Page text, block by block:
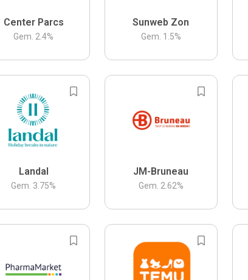
Center Parcs
Gem. 2.4%
Sunweb Zon
Gem. 1.5%
Landal
Gem. 3.75%
JM-Bruneau
Gem. 2.62%